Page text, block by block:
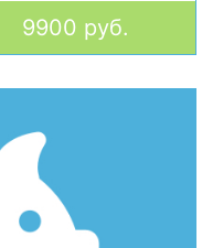
9900 руб.